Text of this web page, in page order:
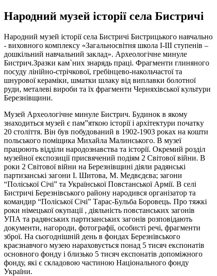
Народний музей історії села Бистричі
Народний музей історії села Бистричі Бистрицького навчально
- виховного комплексу «Загальносвітня школа І-ІІІ ступенів –
дошкільний навчальний заклад». Археологічне минуле
Бистрич.Зразки кам`них знарядь праці. Фрагменти глиняного
посуду лінійно-стрічкової, гребінцево-накольчастої та
шнурової кераміки, шматки шлаку від виплавки болотної
руди, металеві вироби та їх фрагменти Черняхівської культури
Березнівщини.
Музей Археологічне минуле Бистрич. Будинок в якому
знаходиться музей є пам”яткою історії і архітектури початку
20 століття. Він був побудований в 1902-1903 роках на кошти
польського поміщика Михайла Малинського. В музеї
працюють відділи народознавства та історії. Окремий розділ
музейної експозиції присвячений подіям 2 Світової війни. В
роки 2 Світової війни на Березнівщині діяли радянські
партизанські загони І. Шитова, М. Медвєдєва; загони
“Поліської Січі” та Української Повстанської Армії. В селі
Бистричі Березнівського району народився організатор та
командир “Поліської Січі” Тарас-Бульба Боровець. Про тяжкі
роки німецької окупації , діяльність повстанських загонів
УПА та радянських партизанських загонів розповідають
документи, нагороди, фотографії, особисті речі, фрагменти
зброї. На сьогоднішній день в фондах Березнівського
краєзнавчого музею нараховується понад 5 тисяч експонатів
основного фонду і близько 5 тисяч експонатів допоміжного
фонду, які є складовою частиною Національного фонду
України.